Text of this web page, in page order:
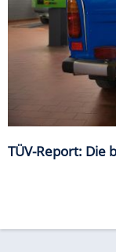
TÜV-Report: Die